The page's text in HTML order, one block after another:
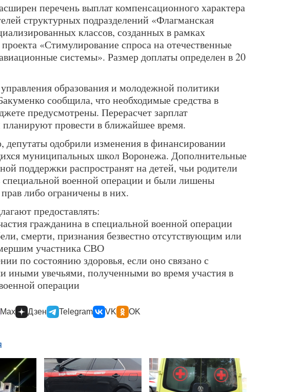
перечень выплат компенсационного характера
структурных подразделений «Флагманская
классов, созданных в рамках
«Стимулирование спроса на отечественные
системы». Размер доплаты определен в 20
образования и молодежной политики
сообщила, что необходимые средства в
предусмотрены. Перерасчет зарплат
провести в ближайшее время.
депутаты одобрили изменения в финансировании
муниципальных школ Воронежа. Дополнительные
поддержки распространят на детей, чьи родители
специальной военной операции и были лишены
либо ограничены в них.
предоставлять:
гражданина в специальной военной операции
смерти, признания безвестно отсутствующим или
участника СВО
по состоянию здоровья, если оно связано с
иными увечьями, полученными во время участия в
операции
Max Дзен Telegram VK OK